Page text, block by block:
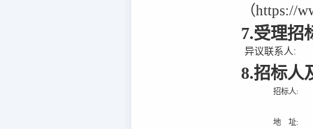
（https://
7.受理招
异议联系人:
8.招标人
招标人:
地 址: